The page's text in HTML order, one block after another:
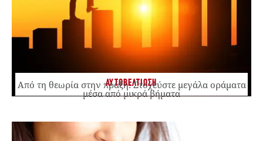
ΑΥΤΟΒΕΛΤΙΩΣΗ
Από τη θεωρία στην πράξη: Στοχεύστε μεγάλα οράματα
μέσα από μικρά βήματα